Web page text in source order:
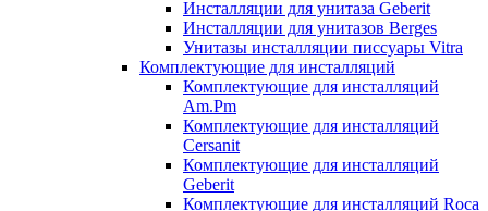
Инсталляции для унитаза Geberit
Инсталляции для унитазов Berges
Унитазы инсталляции писсуары Vitra
Комплектующие для инсталляций
Комплектующие для инсталляций
Am.Pm
Комплектующие для инсталляций
Cersanit
Комплектующие для инсталляций
Geberit
Комплектующие для инсталляций Roca